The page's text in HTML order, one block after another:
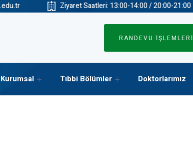
Ziyaret Saatleri: 13:00-14:00 / 20:00-21:00
RANDEVU İŞLEMLERİ
Kurumsal Tıbbi Bölümler Doktorlarımız